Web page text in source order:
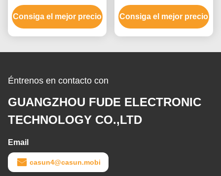
V Nema 23 120w Motor
eléctrico para máquina
láser
Consiga el mejor precio
continua 4500 rpm motor
Bldc 0.8N.M 188w para
ventilador de
Consiga el mejor precio
Éntrenos en contacto con
GUANGZHOU FUDE ELECTRONIC
TECHNOLOGY CO.,LTD
Email
casun4@casun.mobi